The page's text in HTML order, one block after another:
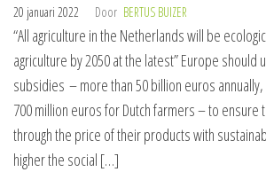
20 januari 2022 Door BERTUS BUIZER
“All agriculture in the Netherlands will be
agriculture by 2050 at the latest” Europe should
subsidies – more than 50 billion euros
700 million euros for Dutch farmers – to ensure
through the price of their products with
higher the social […]